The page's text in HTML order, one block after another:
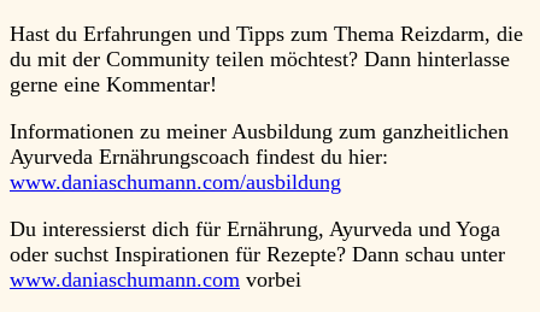
Hast du Erfahrungen und Tipps zum Thema Reizdarm, die
du mit der Community teilen möchtest? Dann hinterlasse
gerne eine Kommentar!
Informationen zu meiner Ausbildung zum ganzheitlichen
Ayurveda Ernährungscoach findest du hier:
www.daniaschumann.com/ausbildung
Du interessierst dich für Ernährung, Ayurveda und Yoga
oder suchst Inspirationen für Rezepte? Dann schau unter
www.daniaschumann.com vorbei